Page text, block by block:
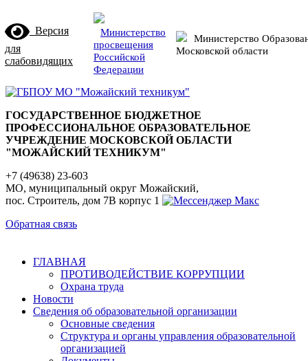
Версия
для
слабовидящих
Министерство
просвещения
Российской
Федерации
Министерство
Московской области
ГОСУДАРСТВЕННОЕ БЮДЖЕТНОЕ
ПРОФЕССИОНАЛЬНОЕ ОБРАЗОВАТЕЛЬНОЕ
УЧРЕЖДЕНИЕ МОСКОВСКОЙ ОБЛАСТИ
"МОЖАЙСКИЙ ТЕХНИКУМ"
+7 (49638) 23-603
МО, муниципальный округ Можайский,
пос. Строитель, дом 7В корпус 1
Обратная связь
ГЛАВНАЯ
ПРОТИВОДЕЙСТВИЕ КОРРУПЦИИ
Охрана труда
Новости
Сведения об образовательной организации
Основные сведения
Структура и органы управления образовательной
организацией